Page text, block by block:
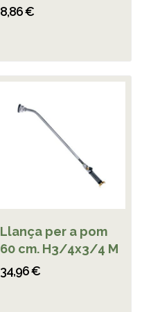
8,86 €
Llança per a pom
60 cm. H3/4x3/4 M
34,96 €